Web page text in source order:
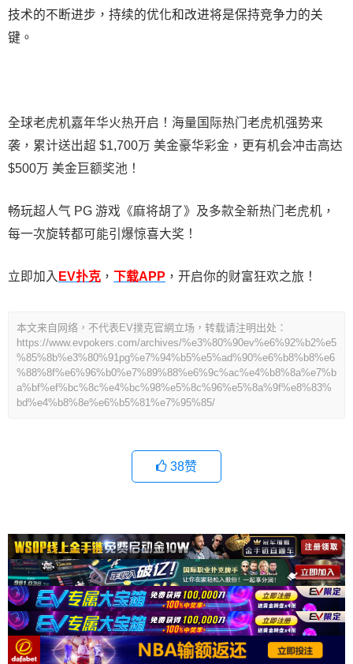
技术的不断进步，持续的优化和改进将是保持竞争力的关
键。
全球老虎机嘉年华火热开启！海量国际热门老虎机强势来
袭，累计送出超 $1,700万 美金豪华彩金，更有机会冲击高达
$500万 美金巨额奖池！
畅玩超人气 PG 游戏《麻将胡了》及多款全新热门老虎机，
每一次旋转都可能引爆惊喜大奖！
立即加入 EV扑克 ， 下载APP ，开启你的财富狂欢之旅！
本文来自网络，不代表EV撲克官網立场，转载请注明出处：
https://www.evpokers.com/archives/%e3%80%90ev%e6%92%b2%e5
%85%8b%e3%80%91pg%e7%94%b5%e5%ad%90%e6%b8%b8%e6
%88%8f%e6%96%b0%e7%89%88%e6%9c%ac%e4%b8%8a%e7%b
a%bf%ef%bc%8c%e4%bc%98%e5%8c%96%e5%8a%9f%e8%83%
bd%e4%b8%8e%e6%b5%81%e7%95%85/
38赞